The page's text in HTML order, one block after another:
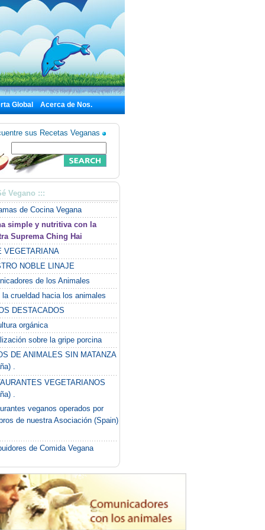
Global Acerca de Nos.
sus Recetas Veganas
Vegano :::
de Cocina Vegana
simple y nutritiva con la
Suprema Ching Hai
VEGETARIANA
NOBLE LINAJE
de los Animales
la crueldad hacia los animales
DESTACADOS
orgánica
sobre la gripe porcina
DE ANIMALES SIN MATANZA
.
VEGETARIANOS
.
veganos operados por
de nuestra Asociación (Spain)
de Comida Vegana